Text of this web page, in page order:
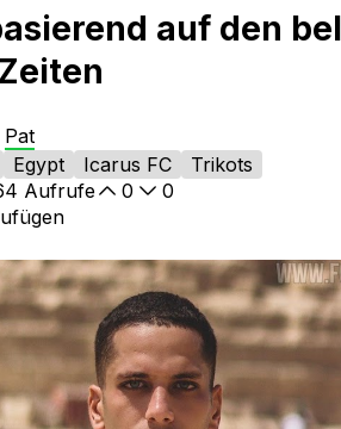
auf den
Pat
Egypt Icarus FC
Trikots
Aufrufe 0
0